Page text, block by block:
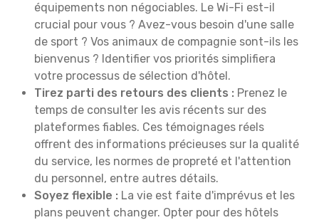
équipements non négociables. Le Wi-Fi est-il
crucial pour vous ? Avez-vous besoin d'une salle
de sport ? Vos animaux de compagnie sont-ils les
bienvenus ? Identifier vos priorités simplifiera
votre processus de sélection d'hôtel.
Tirez parti des retours des clients : Prenez le
temps de consulter les avis récents sur des
plateformes fiables. Ces témoignages réels
offrent des informations précieuses sur la qualité
du service, les normes de propreté et l'attention
du personnel, entre autres détails.
Soyez flexible : La vie est faite d'imprévus et les
plans peuvent changer. Opter pour des hôtels